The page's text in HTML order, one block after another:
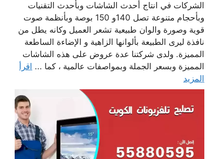
الشركات في انتاج أحدث الشاشات وبأحدث التقنيات
وبأحجام متنوعة تصل 140و 150 بوصة وبأنظمة صوت
قوية وصورة والوان طبيعية تشعر العميل وكانه يطل من
نافذة ليرى الطبيعة بألوانها الزاهية و الإضاءة الساطعة
المميزة. ولدى شركتنا عدة عروض على هذه الشاشات
المميزة وبسعر الجملة وبمواصفات عالمية ، كما ... اقرأ
المزيد